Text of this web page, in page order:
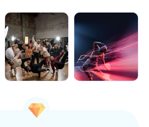
Carré sur la
route... je gère
avant qu'ç...